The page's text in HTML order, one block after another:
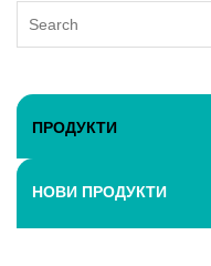
ПРОДУКТИ
НОВИ ПРОДУКТИ